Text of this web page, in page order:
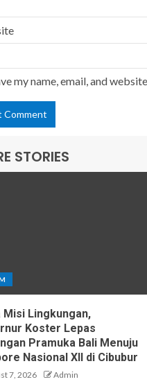
my name, email, and
STORIES
Misi Lingkungan,
Koster Lepas
Pramuka Bali Menuju
Nasional XII di Cibubur
7, 2026 Admin